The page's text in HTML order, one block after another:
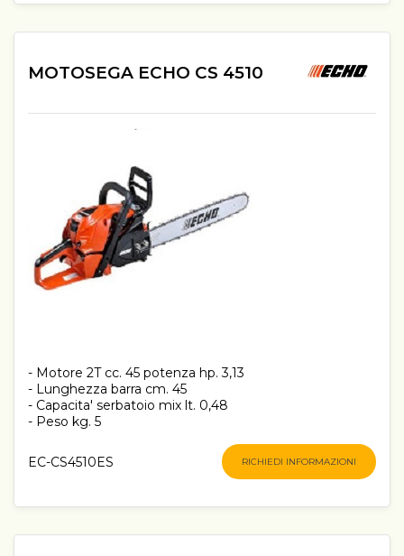
MOTOSEGA ECHO CS 4510
- Motore 2T cc. 45 potenza hp. 3,13
- Lunghezza barra cm. 45
- Capacita' serbatoio mix lt. 0,48
- Peso kg. 5
EC-CS4510ES RICHIEDI INFORMAZIONI